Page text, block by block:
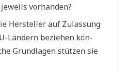
vorhanden?
Her­stel­ler auf Zulas­sung
Län­dern bezie­hen kön­
Grund­la­gen stüt­zen sie